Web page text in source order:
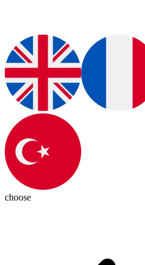
choose